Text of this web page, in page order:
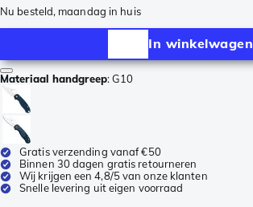
Nu besteld, maandag in huis
In winkelwagen
Materiaal handgreep:G10
Gratis verzending vanaf €50
Binnen 30 dagen gratis retourneren
Wij krijgen een 4,8/5 van onze klanten
Snelle levering uit eigen voorraad